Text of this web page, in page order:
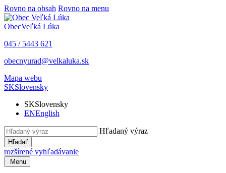
Rovno na obsah Rovno na menu
ObecVeľká Lúka
045 / 5443 621
obecnyurad@velkaluka.sk
Mapa webu
SKSlovensky
SKSlovensky
ENEnglish
Hľadaný výraz
Hľadať
rozšírené vyhľadávanie
Menu